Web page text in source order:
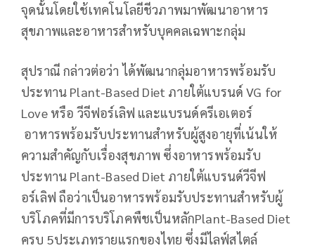
จุดนั้นโดยใช้เทคโนโลยีชีวภาพมาพัฒนาอาหาร
สุขภาพและอาหารสำหรับบุคคลเฉพาะกลุ่ม
สุปราณี กล่าวต่อว่า ได้พัฒนากลุ่มอาหารพร้อมรับ
ประทาน Plant-Based Diet ภายใต้แบรนด์ VG for
Love หรือ วีจีฟอร์เลิฟ และแบรนด์ครีเอเตอร์
อาหารพร้อมรับประทานสำหรับผู้สูงอายุที่เน้นให้
ความสำคัญกับเรื่องสุขภาพ ซึ่งอาหารพร้อมรับ
ประทาน Plant-Based Diet ภายใต้แบรนด์วีจีฟ
อร์เลิฟ ถือว่าเป็นอาหารพร้อมรับประทานสำหรับผู้
บริโภคที่มีการบริโภคพืชเป็นหลักPlant-Based Diet
ครบ 5ประเภทรายแรกของไทย ซึ่งมีไลฟ์สไตล์